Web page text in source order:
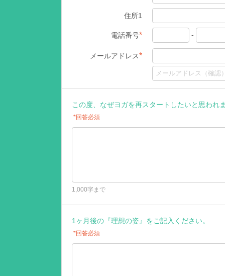
住所1
電話番号* -
メールアドレス*
この度、なぜヨガを再スタートしたいと思われ
*回答必須
1,000字まで
1ヶ月後の『理想の姿』をご記入ください。
*回答必須